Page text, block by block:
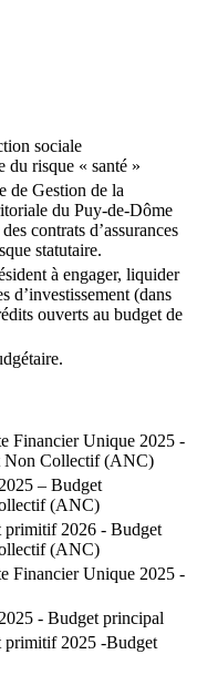
sociale
du risque « santé »
de Gestion de la
du Puy-de-Dôme
contrats d’assurances
statutaire.
à engager, liquider
d’investissement (dans
ouverts au budget de
Financier Unique 2025 -
Non Collectif (ANC)
– Budget
(ANC)
primitif 2026 - Budget
(ANC)
Financier Unique 2025 -
- Budget principal
primitif 2025 -Budget